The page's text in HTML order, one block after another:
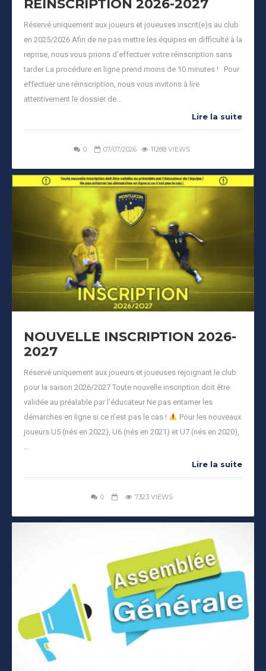
RÉINSCRIPTION 2026-2027
Réservé uniquement aux joueurs et joueuses inscrit(e)s au club
en 2025/2026 Afin de ne pas mettre les équipes en difficulté à la
reprise, nous vous prions d’effectuer votre réinscription sans
tarder La procédure en ligne prend moins de 10 minutes ! Pour
effectuer une réinscription, nous vous invitons à lire
attentivement le dossier de…
Lire la suite
0 07/07/2026 11288 VIEWS
NOUVELLE INSCRIPTION 2026-
2027
Réservé uniquement aux joueurs et joueuses rejoignant le club
pour la saison 2026/2027 Toute nouvelle inscription doit être
validée au préalable par l’éducateur Ne pas entamer les
démarches en ligne si ce n’est pas le cas !
Pour les nouveaux
joueurs U5 (nés en 2022), U6 (nés en 2021) et U7 (nés en 2020),
Lire la suite
0 7323 VIEWS